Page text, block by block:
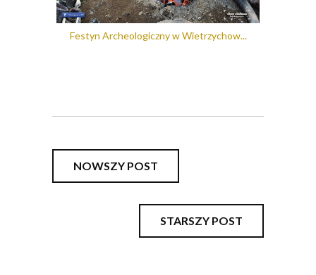
Festyn Archeologiczny w Wietrzychow...
NOWSZY POST
STARSZY POST